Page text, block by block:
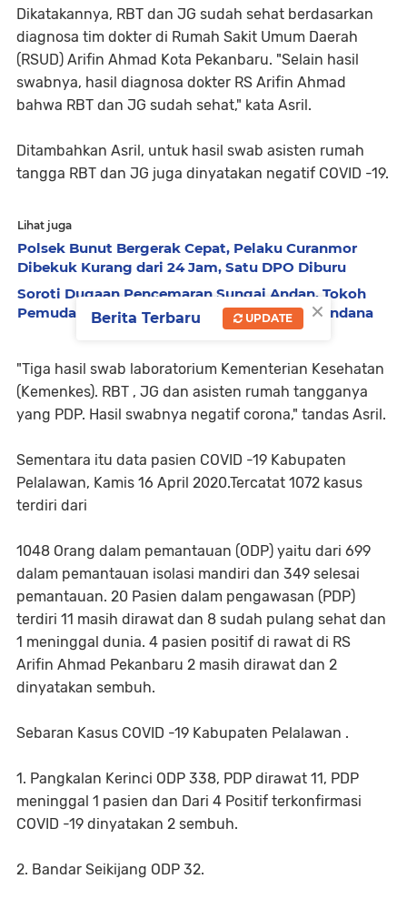
Dikatakannya, RBT dan JG sudah sehat berdasarkan
diagnosa tim dokter di Rumah Sakit Umum Daerah
(RSUD) Arifin Ahmad Kota Pekanbaru. "Selain hasil
swabnya, hasil diagnosa dokter RS Arifin Ahmad
bahwa RBT dan JG sudah sehat," kata Asril.
Ditambahkan Asril, untuk hasil swab asisten rumah
tangga RBT dan JG juga dinyatakan negatif COVID -19.
Lihat juga
Polsek Bunut Bergerak Cepat, Pelaku Curanmor
Dibekuk Kurang dari 24 Jam, Satu DPO Diburu
Soroti Dugaan Pencemaran Sungai Andan, Tokoh
Pemuda Desak Investigasi PT Gandahera Hendana
"Tiga hasil swab laboratorium Kementerian Kesehatan
(Kemenkes). RBT , JG dan asisten rumah tangganya
yang PDP. Hasil swabnya negatif corona," tandas Asril.
Sementara itu data pasien COVID -19 Kabupaten
Pelalawan, Kamis 16 April 2020.Tercatat 1072 kasus
terdiri dari
1048 Orang dalam pemantauan (ODP) yaitu dari 699
dalam pemantauan isolasi mandiri dan 349 selesai
pemantauan. 20 Pasien dalam pengawasan (PDP)
terdiri 11 masih dirawat dan 8 sudah pulang sehat dan
1 meninggal dunia. 4 pasien positif di rawat di RS
Arifin Ahmad Pekanbaru 2 masih dirawat dan 2
dinyatakan sembuh.
Sebaran Kasus COVID -19 Kabupaten Pelalawan .
1. Pangkalan Kerinci ODP 338, PDP dirawat 11, PDP
meninggal 1 pasien dan Dari 4 Positif terkonfirmasi
COVID -19 dinyatakan 2 sembuh.
2. Bandar Seikijang ODP 32.
×
Berita Terbaru UPDATE